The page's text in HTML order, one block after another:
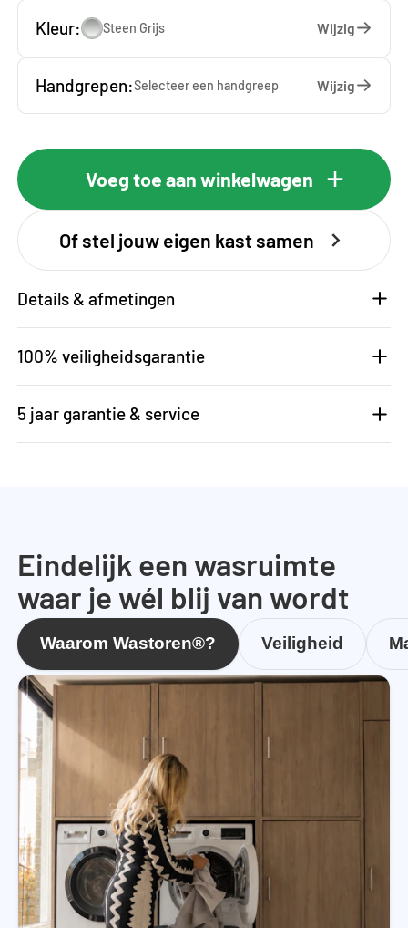
Kleur: Steen Grijs Wijzig
Handgrepen:Selecteer een handgreep Wijzig
Voeg toe aan winkelwagen
Of stel jouw eigen kast samen
Details & afmetingen
100% veiligheidsgarantie
5 jaar garantie & service
Eindelijk een wasruimte
waar je wél blij van wordt
Waarom Wastoren®? Veiligheid